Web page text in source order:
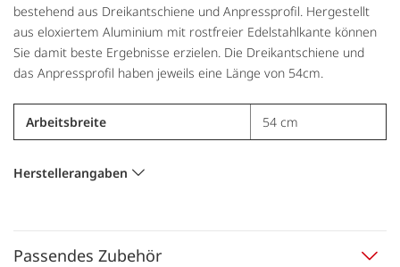
bestehend aus Dreikantschiene und Anpressprofil. Hergestellt
aus eloxiertem Aluminium mit rostfreier Edelstahlkante können
Sie damit beste Ergebnisse erzielen. Die Dreikantschiene und
das Anpressprofil haben jeweils eine Länge von 54cm.
Arbeitsbreite 54 cm
Herstellerangaben
Passendes Zubehör